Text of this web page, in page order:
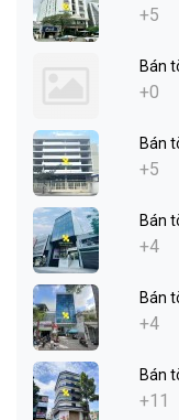
+5
Bán
+0
Bán
+5
Bán
+4
Bán
+4
Bán
+11